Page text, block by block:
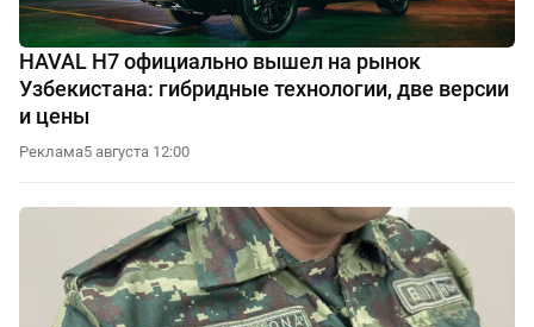
HAVAL H7 официально вышел на рынок
Узбекистана: гибридные технологии, две версии
и цены
Реклама5 августа 12:00